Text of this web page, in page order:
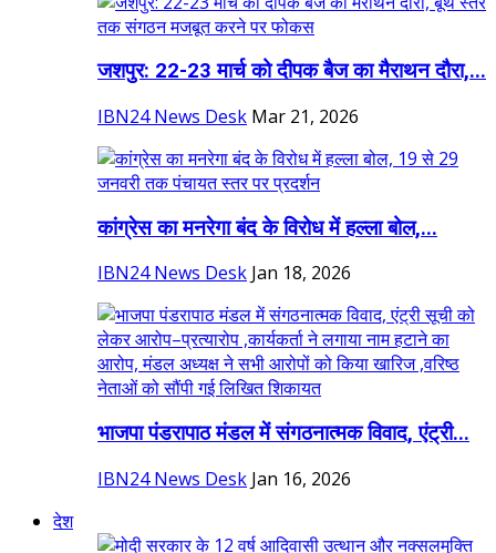
जशपुर: 22-23 मार्च को दीपक बैज का मैराथन दौरा,...
IBN24 News Desk Mar 21, 2026
कांग्रेस का मनरेगा बंद के विरोध में हल्ला बोल,...
IBN24 News Desk Jan 18, 2026
भाजपा पंडरापाठ मंडल में संगठनात्मक विवाद, एंट्री...
IBN24 News Desk Jan 16, 2026
देश